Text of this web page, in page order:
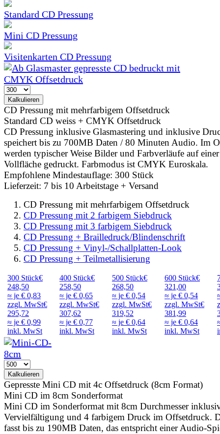
Standard CD Pressung
Mini CD Pressung
Visitenkarten CD Pressung
CD Pressung mit mehrfarbigem Offsetdruck
Standard CD weiss + CMYK Offsetdruck
CD Pressung inklusive Glasmastering und inklusive
speichert bis zu 700MB Daten / 80 Minuten Audio. Im
werden typischer Weise Bilder und Farbverläufe auf
Vollfläche gedruckt. Farbmodus ist CMYK Euroskala.
Empfohlene Mindestauflage: 300 Stück
Lieferzeit: 7 bis 10 Arbeitstage + Versand
CD Pressung mit mehrfarbigem Offsetdruck
CD Pressung mit 2 farbigem Siebdruck
CD Pressung mit 3 farbigem Siebdruck
CD Pressung + Brailledruck/Blindenschrift
CD Pressung + Vinyl-/Schallplatten-Look
CD Pressung + Teilmetallisierung
300 Stück€
248,50
≈ je € 0,83
zzgl. MwSt€
295,72
≈ je € 0,99
inkl. MwSt
400 Stück€
258,50
≈ je € 0,65
zzgl. MwSt€
307,62
≈ je € 0,77
inkl. MwSt
500 Stück€
268,50
≈ je € 0,54
zzgl. MwSt€
319,52
≈ je € 0,64
inkl. MwSt
600 Stück€
321,00
≈ je € 0,54
zzgl. MwSt€
381,99
≈ je € 0,64
inkl. MwSt
Gepresste Mini CD mit 4c Offsetdruck (8cm Format)
Mini CD im 8cm Sonderformat
Mini CD im Sonderformat mit 8cm Durchmesser
Vervielfältigung und 4 farbigem Druck im Offsetdruck.
fasst bis zu 190MB Daten, das entspricht einer Audio-